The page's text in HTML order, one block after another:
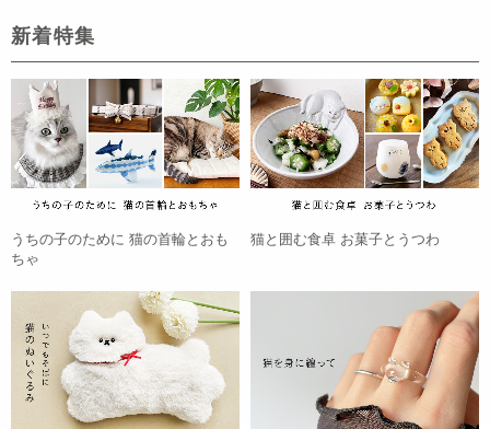
新着特集
うちの子のために 猫の首輪とおも
ちゃ
猫と囲む食卓 お菓子とうつわ